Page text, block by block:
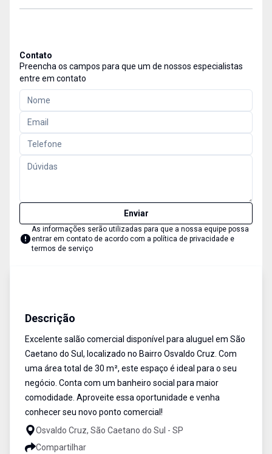
Contato
Preencha os campos para que um de nossos especialistas
entre em contato
Enviar
As informações serão utilizadas para que a nossa equipe possa
entrar em contato de acordo com a política de privacidade e
termos de serviço
Descrição
Excelente salão comercial disponível para aluguel em São
Caetano do Sul, localizado no Bairro Osvaldo Cruz. Com
uma área total de 30 m², este espaço é ideal para o seu
negócio. Conta com um banheiro social para maior
comodidade. Aproveite essa oportunidade e venha
conhecer seu novo ponto comercial!
Osvaldo Cruz, São Caetano do Sul - SP
Compartilhar